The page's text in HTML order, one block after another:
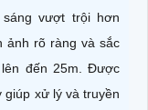
vượt trội hơn
ảnh rõ ràng và sắc
đến 25m. Được
giúp xử lý và truyền